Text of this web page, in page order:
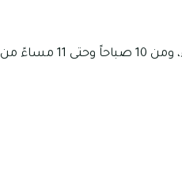
تبدأ أوقات العمل فيه من الساعة 10 صباحاً وحتى 10 مساءً من الأحد إلى الأربعاء، ومن 10 صباحاً وحتى 11 مساءً من